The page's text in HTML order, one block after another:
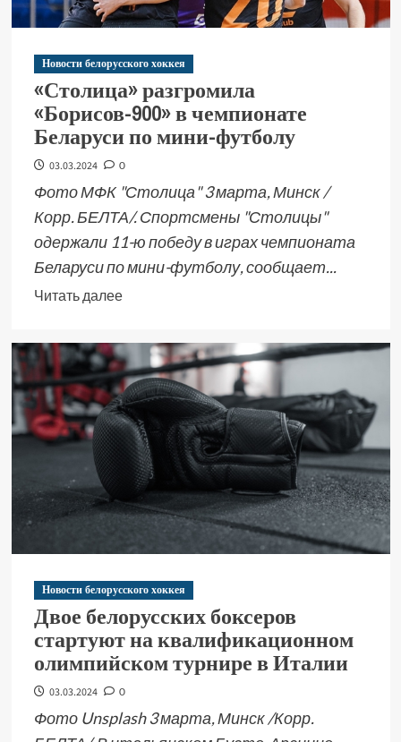
Новости белорусского хоккея
«Столица» разгромила
«Борисов-900» в чемпионате
Беларуси по мини-футболу
03.03.2024 0
Фото МФК "Столица" 3 марта, Минск /
Корр. БЕЛТА/. Спортсмены "Столицы"
одержали 11-ю победу в играх чемпионата
Беларуси по мини-футболу, сообщает...
Читать далее
Новости белорусского хоккея
Двое белорусских боксеров
стартуют на квалификационном
олимпийском турнире в Италии
03.03.2024 0
Фото Unsplash 3 марта, Минск /Корр.